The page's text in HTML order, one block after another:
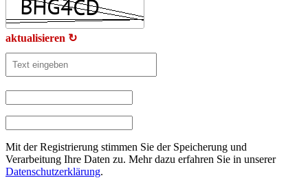
aktualisieren ↻
Mit der Registrierung stimmen Sie der Speicherung und
Verarbeitung Ihre Daten zu. Mehr dazu erfahren Sie in unserer
Datenschutzerklärung.